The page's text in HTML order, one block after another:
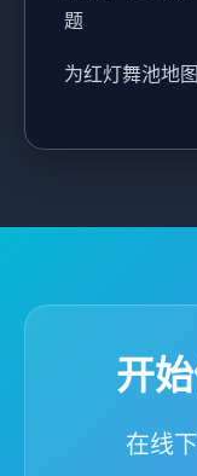
题
为红灯舞池地
开
在线